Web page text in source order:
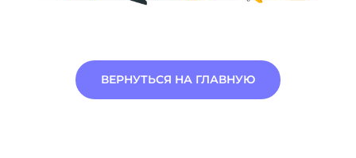
ВЕРНУТЬСЯ НА ГЛАВНУЮ